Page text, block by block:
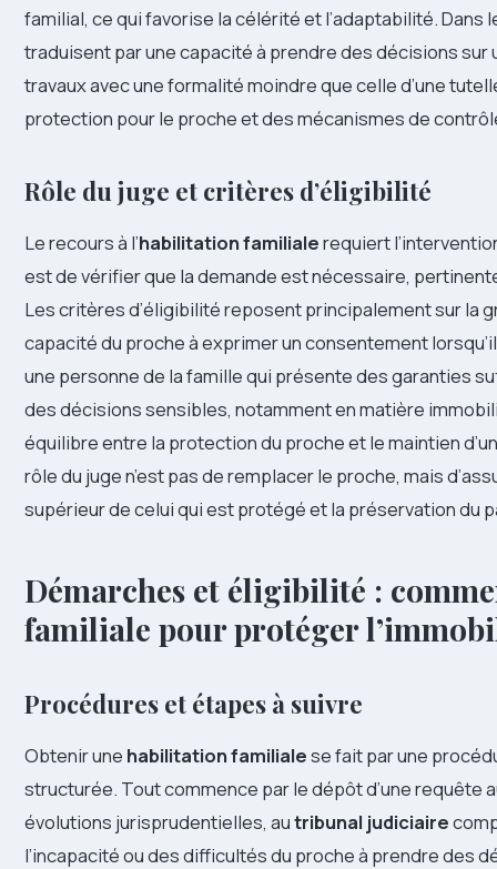
familial, ce qui favorise la célérité et l’adaptabilité.
traduisent par une capacité à prendre des décisions sur
travaux avec une formalité moindre que celle d’une
protection pour le proche et des mécanismes de
Rôle du juge et critères d’éligibilité
Le recours à l’habilitation familialerequiert
est de vérifier que la demande est nécessaire,
Les critères d’éligibilité reposent principalement sur la
capacité du proche à exprimer un consentement
une personne de la famille qui présente des garanties
des décisions sensibles, notamment en matière
équilibre entre la protection du proche et le maintien
rôle du juge n’est pas de remplacer le proche, mais
supérieur de celui qui est protégé et la préservation du
Démarches et éligibilité :
familiale pour protéger
Procédures et étapes à suivre
Obtenir une habilitation familialese fait par une
structurée. Tout commence par le dépôt d’une requête
évolutions jurisprudentielles, autribunal judiciaire
l’incapacité ou des difficultés du proche à prendre des